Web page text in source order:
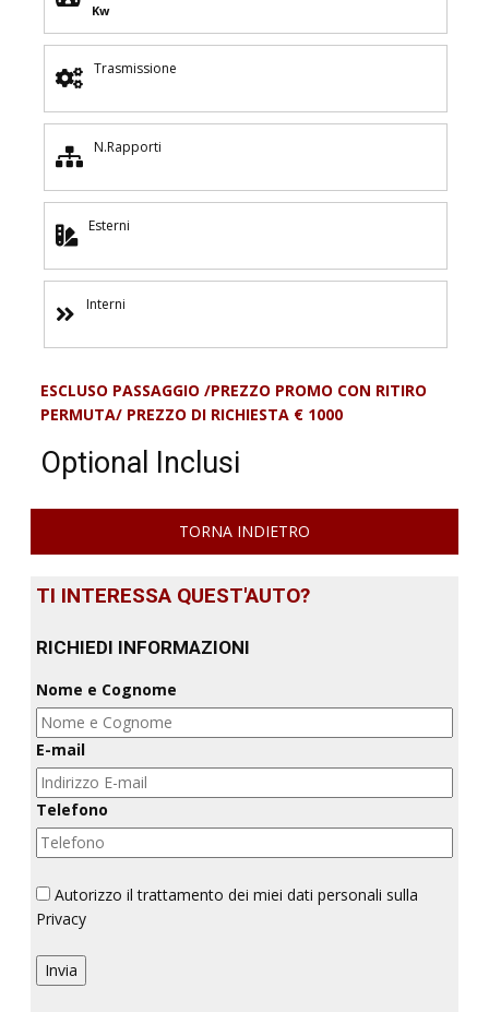
Kw
Trasmissione
N.Rapporti
Esterni
Interni
ESCLUSO PASSAGGIO /PREZZO PROMO CON RITIRO
PERMUTA/ PREZZO DI RICHIESTA € 1000
Optional Inclusi
TORNA INDIETRO
TI INTERESSA QUEST'AUTO?
RICHIEDI INFORMAZIONI
Nome e Cognome
E-mail
Telefono
Autorizzo il trattamento dei miei dati personali sulla
Privacy